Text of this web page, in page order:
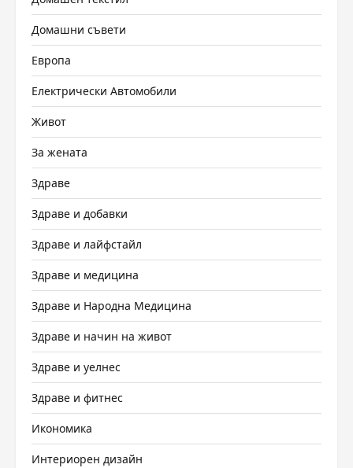
Домашни съвети
Европа
Електрически Автомобили
Живот
За жената
Здраве
Здраве и добавки
Здраве и лайфстайл
Здраве и медицина
Здраве и Народна Медицина
Здраве и начин на живот
Здраве и уелнес
Здраве и фитнес
Икономика
Интериорен дизайн